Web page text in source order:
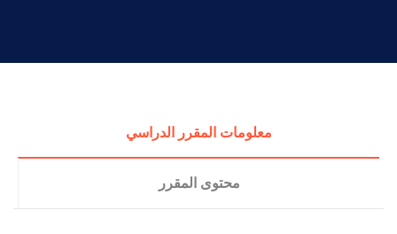
معلومات المقرر الدراسي
محتوى المقرر